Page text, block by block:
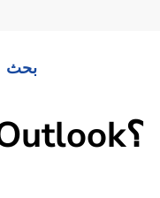
بحث
كيف تدمج عدة ملفات أرشيف .pst في Outlook؟